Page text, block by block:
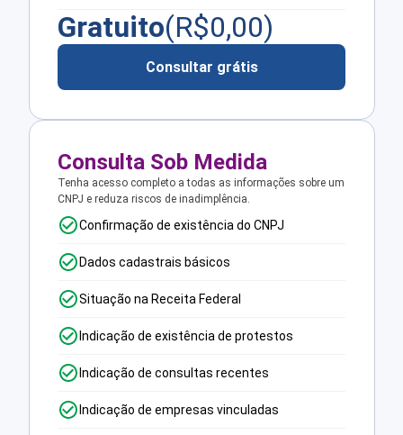
Gratuito(R$0,00)
Consultar grátis
Consulta Sob Medida
Tenha acesso completo a todas as informações sobre um
CNPJ e reduza riscos de inadimplência.
Confirmação de existência do CNPJ
Dados cadastrais básicos
Situação na Receita Federal
Indicação de existência de protestos
Indicação de consultas recentes
Indicação de empresas vinculadas